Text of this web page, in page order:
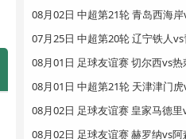
08月01日 足球友谊赛 切尔西vs
08月02日 足球友谊赛 赫罗纳vs